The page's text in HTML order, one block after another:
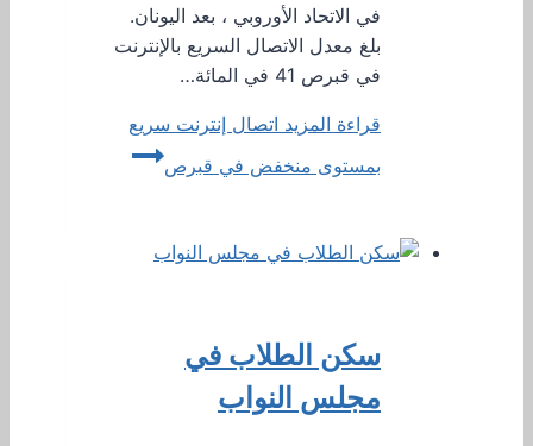
في الاتحاد الأوروبي ، بعد اليونان.
بلغ معدل الاتصال السريع بالإنترنت
في قبرص 41 في المائة…
قراءة المزيد اتصال إنترنت سريع
بمستوى منخفض في قبرص
سكن الطلاب في
مجلس النواب